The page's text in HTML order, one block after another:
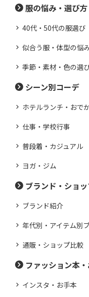
服の悩み・選び方
40代・50代の服選び
似合う服・体型の悩
季節・素材・色の選
シーン別コーデ
ホテルランチ・おで
仕事・学校行事
普段着・カジュアル
ヨガ・ジム
ブランド・ショ
ブランド紹介
年代別・アイテム別
通販・ショップ比較
ファッション本
インスタ・お手本